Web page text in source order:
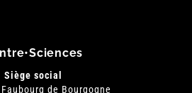
Siège social
de Bourgogne